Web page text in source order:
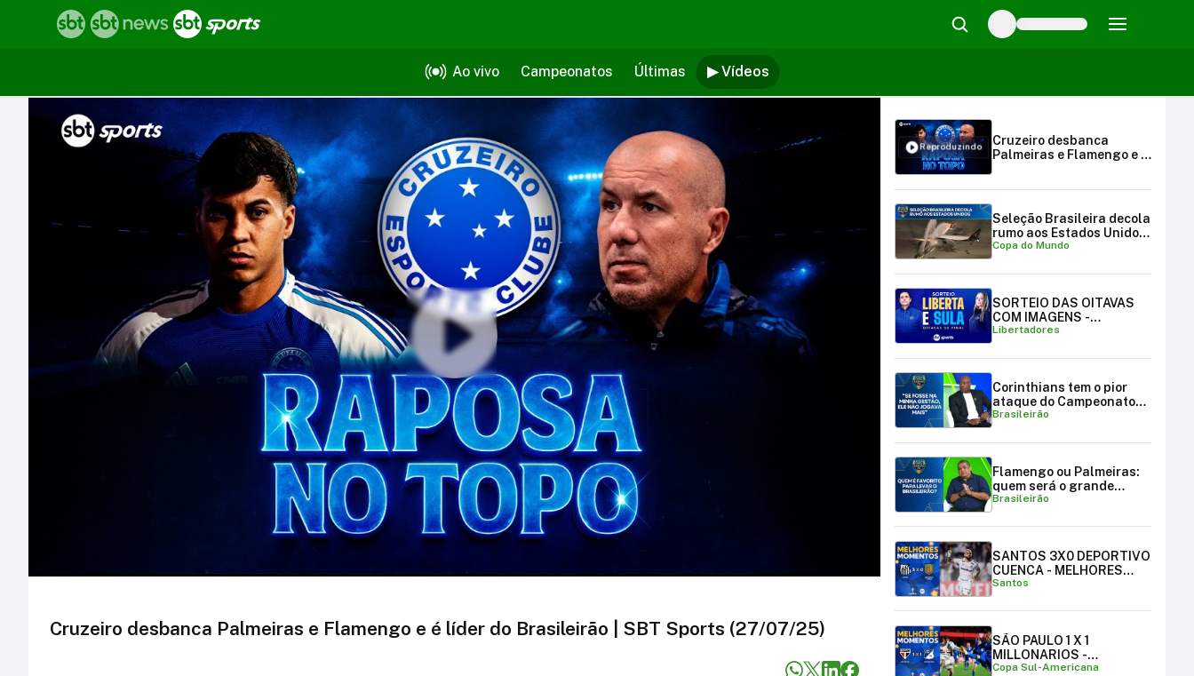
Ao vivo Campeonatos Últimas ▶ Vídeos
Vídeos
Cruzeiro desbanca Palmeiras e Flamengo e é líder do Brasileirão | SBT Sports (27/07/25)
Reproduzindo
Cruzeiro desbanca
Palmeiras e Flamengo e é
Seleção Brasileira decola
rumo aos Estados Unidos
para a Copa do Mundo
Copa do Mundo
SORTEIO DAS OITAVAS
COM IMAGENS -
LIBERTADORES E
Libertadores
Corinthians tem o pior
ataque do Campeonato
Brasileiro
Brasileirão
Flamengo ou Palmeiras:
quem será o grande
campeão brasileiro?
Brasileirão
SANTOS 3X0 DEPORTIVO
CUENCA - MELHORES
MOMENTOS
Santos
SÃO PAULO 1 X 1
MILLONARIOS -
MELHORES MOMENTOS |
Copa Sul-Americana